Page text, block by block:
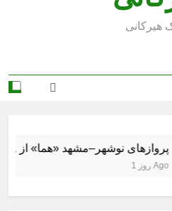
هیرکانی
پروازهای نوشهر–مشهد «هما» از ۱۸ مرداد برقرار می‌شود
1 روز Ago